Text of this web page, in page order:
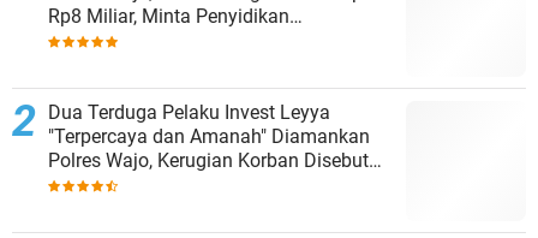
Rp8 Miliar, Minta Penyidikan
Dituntaskan
Dua Terduga Pelaku Invest Leyya
"Terpercaya dan Amanah" Diamankan
Polres Wajo, Kerugian Korban Disebut
Capai Rp8 Miliar